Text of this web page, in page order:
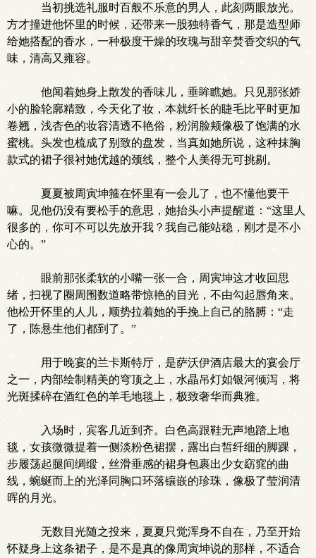
当初挑选礼服时百般不乐意的男人，此刻两眼放光。
方才撞进他怀里的时候，还带来一股独特香气，那是造型师
给她搭配的香水，一种极度干燥的玫瑰与甜辛焚香交织的气
味，清高又雍容。
他闻着她身上散发的香味儿，垂眸瞧她。只见那张娇
小的脸轮廓精致，今天化了妆，本就纤长的睫毛比平时更加
卷翘，浅杏色的妆容清透不艳俗，粉润脸颊像极了饱满的水
蜜桃。头发也梳成了别致的盘发，当真如她所说，这种抹胸
款式的裙子很衬她优越的颈线，整个人美得无可挑剔。
夏夏被周寅坤箍在怀里有一会儿了，也不懂他要干
嘛。见他仍没有要松手的意思，她抬头小声提醒道：“这里人
很多的，你可不可以先放开我？我自己能站稳，刚才是不小
心的。”
眼前那张柔软的小嘴一张一合，周寅坤这才收回思
绪，扫视了圈周围数道略带惊艳的目光，不由勾起唇角来。
他松开怀里的人儿，顺势拉着她的手挽上自己的胳膊：“走
了，陈悬生他们都到了。”
用于晚宴的兰卡斯特厅，是萨沃伊酒店最大的宴会厅
之一，内部绘制精美的穹顶之上，水晶吊灯如银河倾泻，将
光斑揉碎在酒红色的羊毛地毯上，极致奢华而典雅。
入场时，宾客几近到齐。白色高跟鞋无声地踏上地
毯，女孩微微提着一侧淡粉色裙摆，露出白皙纤细的脚踝，
步履荡起腿间绸缎，丝滑垂感的裙身包裹出少女窈窕的曲
线，蜿蜒而上的光泽同胸口环落镶嵌的珍珠，像极了莹润清
晖的月光。
无数目光随之投来，夏夏只觉浑身不自在，乃至开始
怀疑身上这条裙子，是不是真的像周寅坤说的那样，不适合